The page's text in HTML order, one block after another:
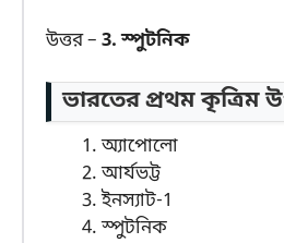
উত্তর – 3. স্পুটনিক
ভারতের প্রথম কৃত্রিম
অ্যাপোলো
আর্যভট্ট
ইনস্যাট-1
স্পুটনিক